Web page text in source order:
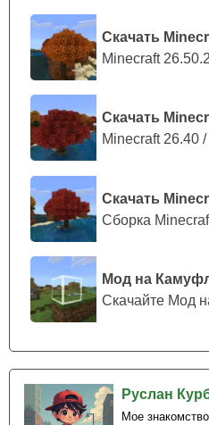
Скачать
Minecraft
Скачать
Minecraft 26.40
Скачать
Сборка
Руслан
Мое